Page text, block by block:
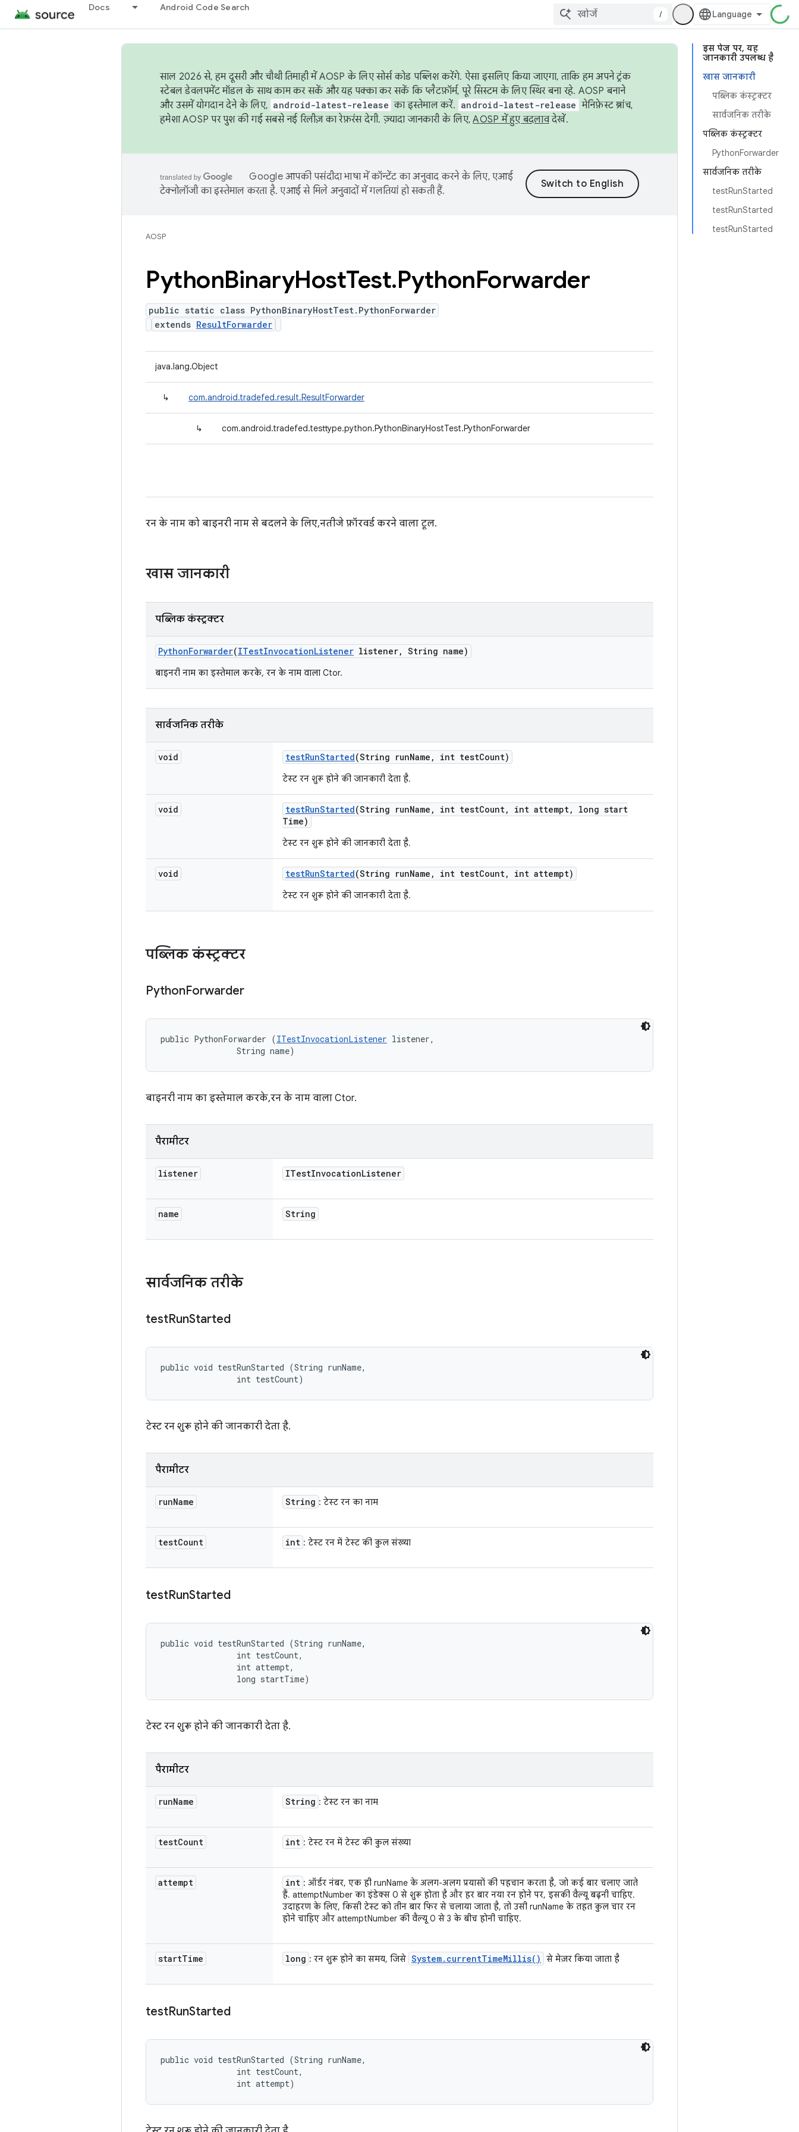
Docs Android Code Search
/
इस पेज पर, यह
जानकारी उपलब्ध है
खास जानकारी
पब्लिक कंस्ट्रक्टर
सार्वजनिक तरीके
पब्लिक कंस्ट्रक्टर
PythonForwarder
सार्वजनिक तरीके
testRunStarted
testRunStarted
testRunStarted
साल 2026 से, हम दूसरी और चौथी तिमाही में AOSP के लिए सोर्स कोड पब्लिश करेंगे. ऐसा इसलिए किया जाएगा, ताकि हम अपने ट्रंक
स्टेबल डेवलपमेंट मॉडल के साथ काम कर सकें और यह पक्का कर सकें कि प्लैटफ़ॉर्म, पूरे सिस्टम के लिए स्थिर बना रहे. AOSP बनाने
और उसमें योगदान देने के लिए, android-latest-release का इस्तेमाल करें. android-latest-release मेनिफ़ेस्ट ब्रांच,
हमेशा AOSP पर पुश की गई सबसे नई रिलीज़ का रेफ़रंस देगी. ज़्यादा जानकारी के लिए,AOSP में हुए बदलावदेखें.
Google आपकी पसंदीदा भाषा में कॉन्टेंट का अनुवाद करने के लिए, एआई
टेक्नोलॉजी का इस्तेमाल करता है. एआई से मिले अनुवादों में गलतियां हो सकती हैं.
AOSP
PythonBinaryHostTest.PythonForwarder
public static class PythonBinaryHostTest.PythonForwarder
extends ResultForwarder
java.lang.Object
↳ com.android.tradefed.result.ResultForwarder
↳ com.android.tradefed.testtype.python.PythonBinaryHostTest.PythonForwarder
रन के नाम को बाइनरी नाम से बदलने के लिए, नतीजे फ़ॉरवर्ड करने वाला टूल.
खास जानकारी
पब्लिक कंस्ट्रक्टर
PythonForwarder(ITestInvocationListener listener, String name)
बाइनरी नाम का इस्तेमाल करके, रन के नाम वाला Ctor.
सार्वजनिक तरीके
void testRunStarted(String runName , int testCount)
टेस्ट रन शुरू होने की जानकारी देता है.
void testRunStarted(String runName , int testCount, int attempt,
long start
Time)
टेस्ट रन शुरू होने की जानकारी देता है.
void testRunStarted(String runName , int testCount, int attempt)
टेस्ट रन शुरू होने की जानकारी देता है.
पब्लिक कंस्ट्रक्टर
PythonForwarder
public PythonForwarder (ITestInvocationListener listener,
                String name)
बाइनरी नाम का इस्तेमाल करके, रन के नाम वाला Ctor.
पैरामीटर
listener ITestInvocationListener
name String
सार्वजनिक तरीके
testRunStarted
public void testRunStarted (String runName,
                int testCount)
टेस्ट रन शुरू होने की जानकारी देता है.
पैरामीटर
runName String : टेस्ट रन का नाम
testCount int : टेस्ट रन में टेस्ट की कुल संख्या
testRunStarted
public void testRunStarted (String runName,
                int testCount,
                int attempt,
                long startTime)
टेस्ट रन शुरू होने की जानकारी देता है.
पैरामीटर
runName String : टेस्ट रन का नाम
testCount int : टेस्ट रन में टेस्ट की कुल संख्या
attempt int : ऑर्डर नंबर, एक ही runName के अलग-अलग प्रयासों की पहचान करता है, जो कई बार चलाए जाते
हैं. attemptNumber का इंडेक्स 0 से शुरू होता है और हर बार नया रन होने पर, इसकी वैल्यू बढ़नी चाहिए.
उदाहरण के लिए, किसी टेस्ट को तीन बार फिर से चलाया जाता है, तो उसी runName के तहत कुल चार रन
होने चाहिए और attemptNumber की वैल्यू 0 से 3 के बीच होनी चाहिए.
startTime long : रन शुरू होने का समय, जिसे System. currentTimeMillis( ) से मेज़र किया जाता है
testRunStarted
public void testRunStarted (String runName,
                int testCount,
                int attempt)